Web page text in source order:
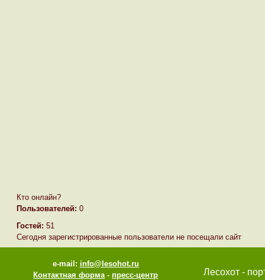
Кто онлайн?
Пользователей: 0
Гостей: 51
Сегодня зарегистрированные пользователи не посещали сайт
e-mail: info@lesohot.ru
Контактная форма-пресс-центр
Лесохот -